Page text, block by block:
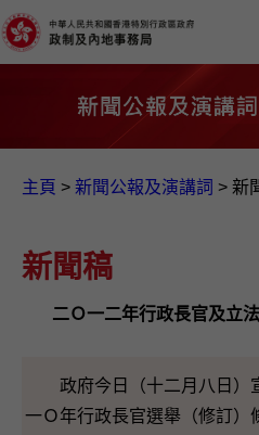
主頁 > 新聞公報及演講詞 > 新
新聞稿
二Ｏ一二年行政長官及立
政府今日（十二月八日）
一Ｏ年行政長官選舉（修訂）